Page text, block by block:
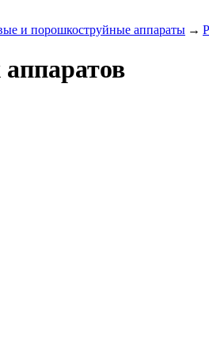
и порошкоструйные аппараты →